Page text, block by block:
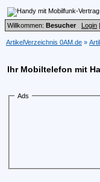
Willkommen: Besucher Login |
ArtikelVerzeichnis 0AM.de »
Ihr Mobiltelefon mit
Ads